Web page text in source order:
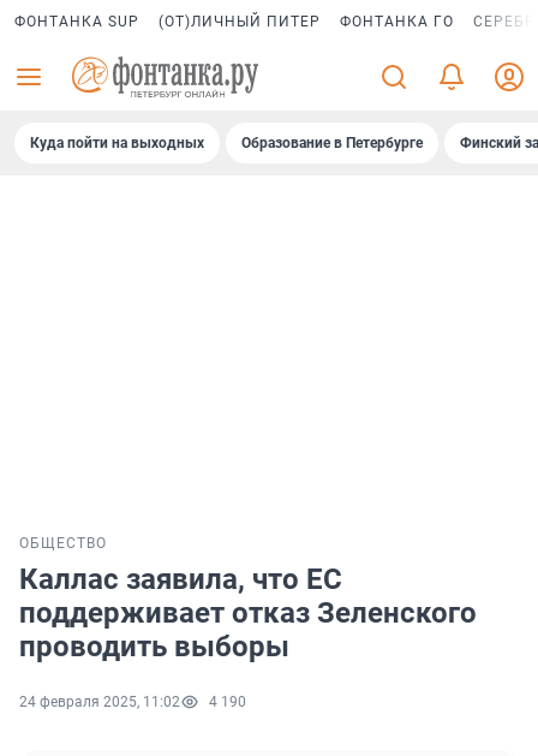
ФОНТАНКА SUP (ОТ)ЛИЧНЫЙ ПИТЕР ФОНТАНКА ГО
Куда пойти на выходных Образование в Петербурге Финский
ОБЩЕСТВО
Каллас заявила, что ЕС
поддерживает отказ Зеленского
проводить выборы
24 февраля 2025, 11:02 4 190